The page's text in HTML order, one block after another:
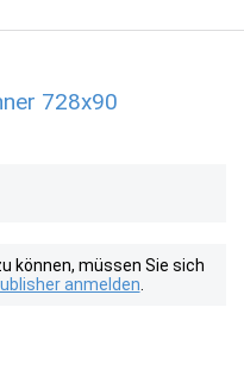
728x90
können, müssen Sie sich
anmelden